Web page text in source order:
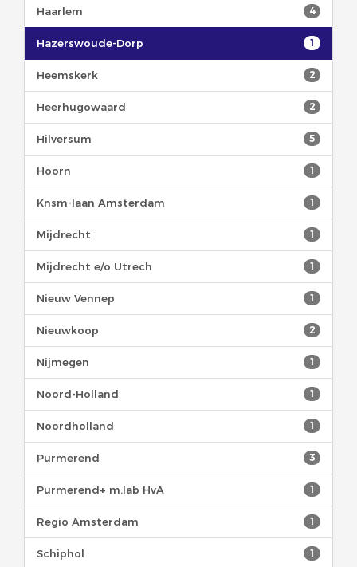
4
Haarlem
1
Hazerswoude-Dorp
2
Heemskerk
2
Heerhugowaard
5
Hilversum
1
Hoorn
1
Knsm-laan Amsterdam
1
Mijdrecht
1
Mijdrecht e/o Utrech
1
Nieuw Vennep
2
Nieuwkoop
1
Nijmegen
1
Noord-Holland
1
Noordholland
3
Purmerend
1
Purmerend+ m.lab HvA
1
Regio Amsterdam
1
Schiphol